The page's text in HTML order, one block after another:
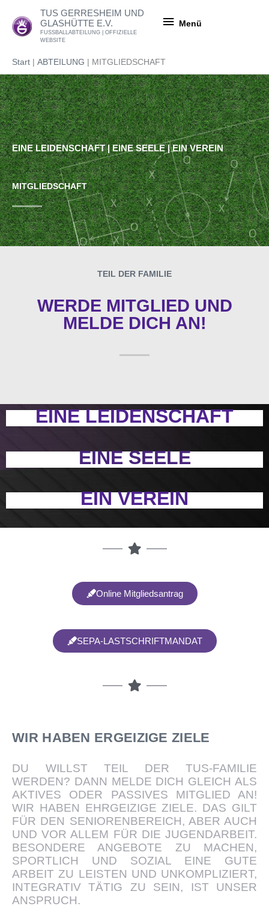
Inhalt
springen
TUS GERRESHEIM UND
GLASHÜTTE E.V.
FUSSBALLABTEILUNG | OFFIZIELLE
WEBSITE
Menü
Start ABTEILUNG MITGLIEDSCHAFT
MITGLIEDSCHAFT
EINE LEIDENSCHAFT | EINE SEELE | EIN VEREIN
TEIL DER FAMILIE
WERDE MITGLIED UND
MELDE DICH AN!
EINE LEIDENSCHAFT
EINE SEELE
EIN VEREIN
Online Mitgliedsantrag
SEPA-LASTSCHRIFTMANDAT
WIR HABEN ERGEIZIGE ZIELE
DU WILLST TEIL DER TUS-FAMILIE
WERDEN? DANN MELDE DICH GLEICH ALS
AKTIVES ODER PASSIVES MITGLIED AN!
WIR HABEN EHRGEIZIGE ZIELE. DAS GILT
FÜR DEN SENIORENBEREICH, ABER AUCH
UND VOR ALLEM FÜR DIE JUGENDARBEIT.
BESONDERE ANGEBOTE ZU MACHEN,
SPORTLICH UND SOZIAL EINE GUTE
ARBEIT ZU LEISTEN UND UNKOMPLIZIERT,
INTEGRATIV TÄTIG ZU SEIN, IST UNSER
ANSPRUCH.​